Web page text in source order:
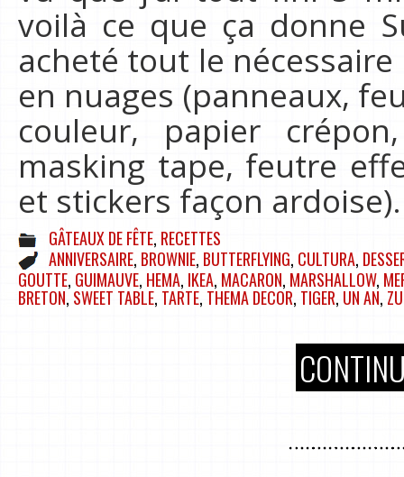
voilà ce que ça donne
acheté tout le
en nuages (panneaux,
couleur, papier
masking tape, feutre
et stickers façon
GÂTEAUX DE FÊTE, RECETTES
ANNIVERSAIRE, BROWNIE, BUTTERFLYING, CULTURA,
GOUTTE, GUIMAUVE, HEMA, IKEA, MACARON, MARSHALLOW,
BRETON,SWEET TABLE, TARTE, THEMA DECOR, TIGER, UN AN, ZU